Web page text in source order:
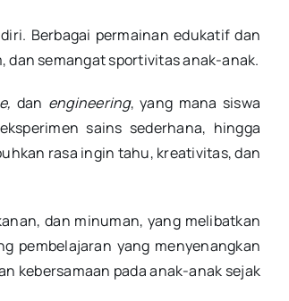
Berbagai permainan edukatif dan
semangat sportivitas anak-anak.
dan engineering, yang mana siswa
sains sederhana, hingga
rasa ingin tahu, kreativitas, dan
dan minuman, yang melibatkan
pembelajaran yang menyenangkan
kebersamaan pada anak-anak sejak